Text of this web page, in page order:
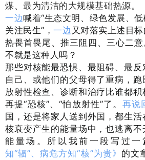
煤、最为清洁的大规模基础热源。
一边喊着“生态文明、绿色发展、低
关注民生”，一边 又对落实上述目
热畏首畏尾、推三阻四、三心二意
不就是这种人吗？
那些对核能最恐惧、最阻碍、最
自己、或他们的父母得了重病，
放射性检查、诊断和治疗比谁都
再提“恐核”、“怕放射性”了。 再说
国，还是将家人送到外国，都生活
核衰变产生的能量场中，也逃离
能量场。 所以 我前一段写过一
知“辐”、病危方知“核”为贵》 的文